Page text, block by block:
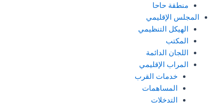
منطقة حاحا
المجلس الإقليمي
الهيكل التنظيمي
المكتب
اللجان الدائمة
المراب الإقليمي
خدمات القرب
المساهمات
التدخلات